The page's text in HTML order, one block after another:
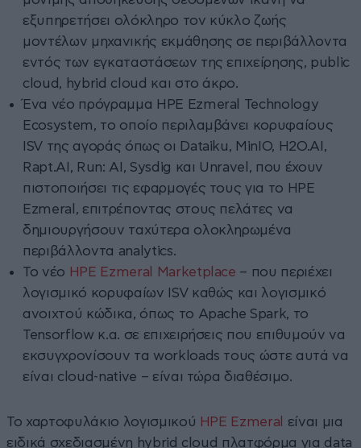
εξυπηρετήσει ολόκληρο τον κύκλο ζωής
μοντέλων μηχανικής εκμάθησης σε περιβάλλοντα
εντός των εγκαταστάσεων της επιχείρησης, public
cloud, hybrid cloud και στο άκρο.
Ένα νέο πρόγραμμα HPE Ezmeral Technology
Ecosystem, το οποίο περιλαμβάνει κορυφαίους
ISV της αγοράς όπως οι Dataiku, MinIO, H2O.AI,
Rapt.AI, Run: AI, Sysdig και Unravel, που έχουν
πιστοποιήσει τις εφαρμογές τους για το HPE
Ezmeral, επιτρέποντας στους πελάτες να
δημιουργήσουν ταχύτερα ολοκληρωμένα
περιβάλλοντα analytics.
Το νέο HPE Ezmeral Marketplace – που περιέχει
λογισμικό κορυφαίων ISV καθώς και λογισμικό
ανοιχτού κώδικα, όπως το Apache Spark, το
Tensorflow κ.α. σε επιχειρήσεις που επιθυμούν να
εκσυγχρονίσουν τα workloads τους ώστε αυτά να
είναι cloud-native – είναι τώρα διαθέσιμο.
Το χαρτοφυλάκιο λογισμικού HPE Ezmeral
είναι μια
ειδικά σχεδιασμένη hybrid cloud πλατφόρμα για data